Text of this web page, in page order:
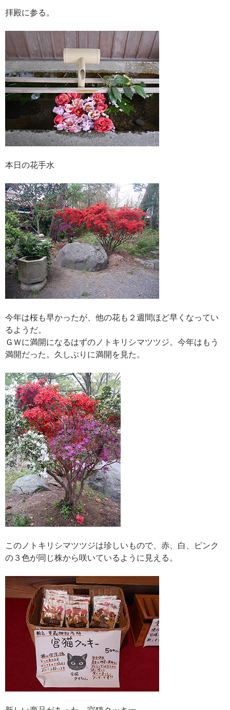
拝殿に参る。
本日の花手水
今年は桜も早かったが、他の花も２週間ほど早くなってい
るようだ。
ＧＷに満開になるはずのノトキリシマツツジ。今年はもう
満開だった。久しぶりに満開を見た。
このノトキリシマツツジは珍しいもので、赤、白、ピンク
の３色が同じ株から咲いているように見える。